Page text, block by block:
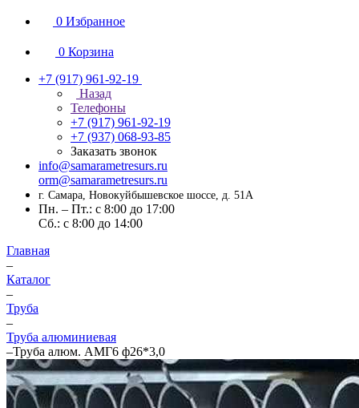
0 Избранное
0 Корзина
+7 (917) 961-92-19
Назад
Телефоны
+7 (917) 961-92-19
+7 (937) 068-93-85
Заказать звонок
info@samarametresurs.ru
orm@samarametresurs.ru
г. Самара, Новокуйбышевское шоссе, д. 51А
Пн. – Пт.: с 8:00 до 17:00
Cб.: с 8:00 до 14:00
Главная
–
Каталог
–
Труба
–
Труба алюминиевая
–Труба алюм. АМГ6 ф26*3,0